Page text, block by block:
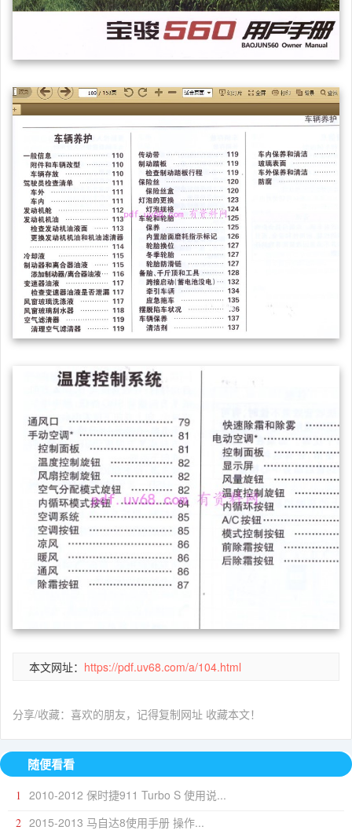
本文网址： https://pdf.uv68.com/a/104.html
分享/收藏：喜欢的朋友，记得复制网址 收藏本文！
随便看看
1 2010-2012 保时捷911 Turbo S 使用说...
2 2015-2013 马自达8使用手册 操作...